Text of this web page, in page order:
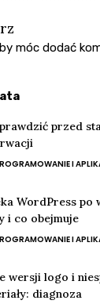
móc dodać
przed
I
WordPress po
i co obejmuje
I
wersji logo i
diagnoza